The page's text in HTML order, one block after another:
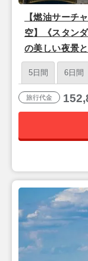
【燃油サーチ
空】《スタン
の美しい夜景
5日間 6日間
旅行代金